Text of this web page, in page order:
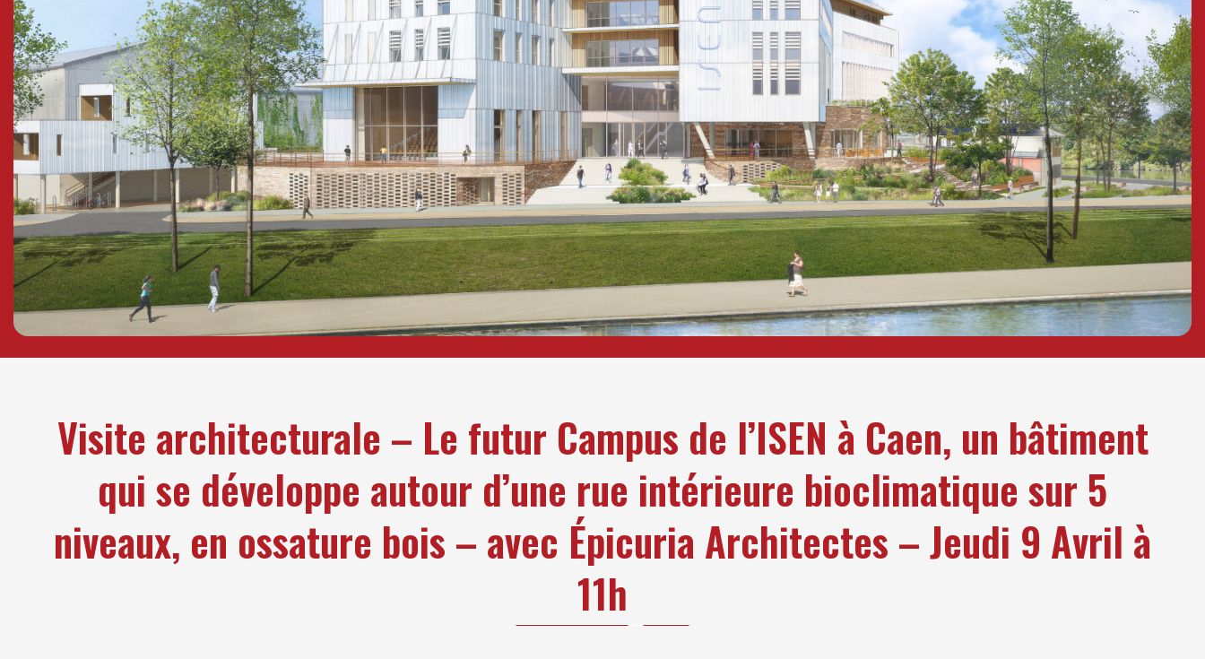
Visite architecturale – Le futur Campus de l’ISEN à Caen, un bâtiment
qui se développe autour d’une rue intérieure bioclimatique sur 5
niveaux, en ossature bois – avec Épicuria Architectes – Jeudi 9 Avril à
11h